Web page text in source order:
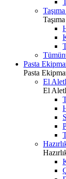
Pasta
Pasta
El
El